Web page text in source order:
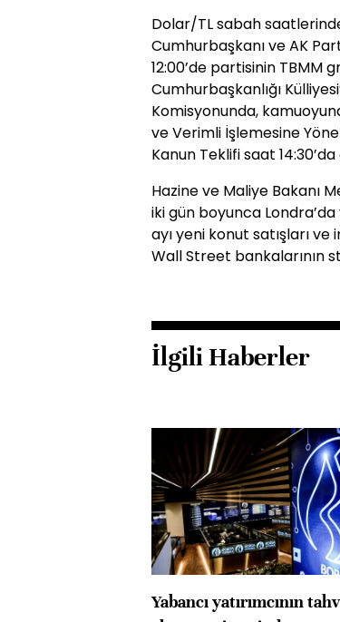
Dolar/TL sabah
Cumhurbaşkanı ve AK
12:00’de partisinin TBMM
Cumhurbaşkanlığı
Komisyonunda,
ve Verimli İşlemesine
Kanun Teklifi saat
Hazine ve Maliye Bakanı
iki gün boyunca
ayı yeni konut satışları ve
Wall Street bankalarının
İlgili Haberler
Yabancı yatırımcının